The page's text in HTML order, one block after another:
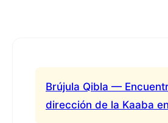
Brújula Qibla —
dirección de la Kaaba